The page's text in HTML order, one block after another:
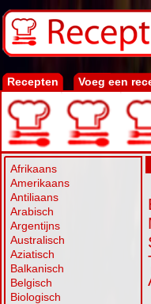
Recepten Voeg een
Afrikaans
Amerikaans
Antiliaans
Arabisch
Argentijns
Australisch
Aziatisch
Balkanisch
Belgisch
Biologisch